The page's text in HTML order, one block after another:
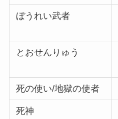
ぼうれい武者
とおせんりゅう
死の使い/地獄の使者
死神